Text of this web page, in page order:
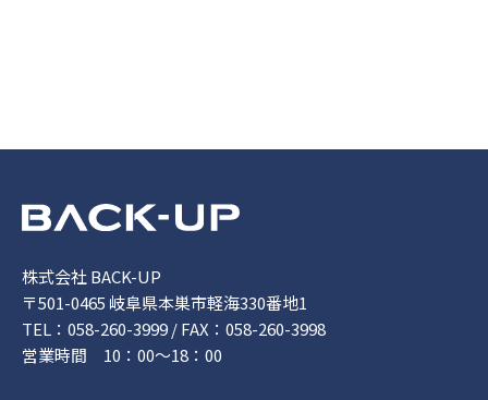
株式会社 BACK-UP
〒501-0465 岐阜県本巣市軽海330番地1
TEL：058-260-3999 / FAX：058-260-3998
営業時間 10：00～18：00